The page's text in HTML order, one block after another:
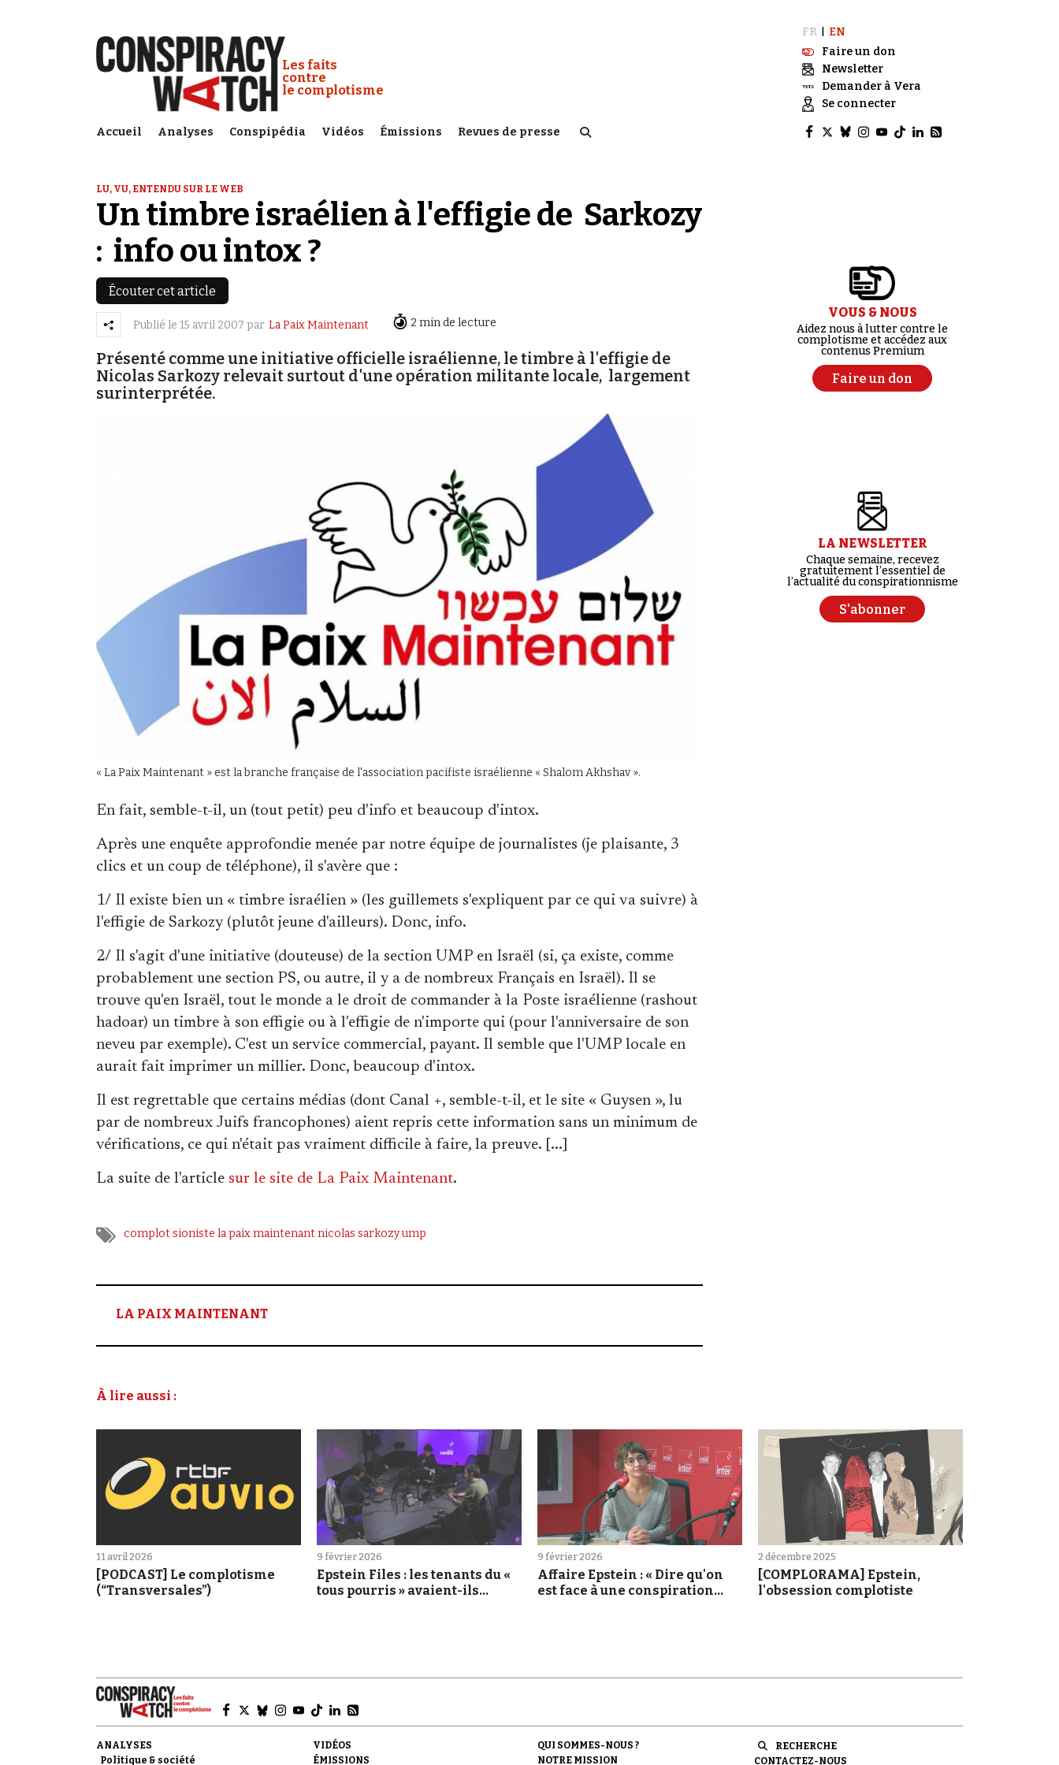
Conspiracy Watch :
Les faits
contre
le complotisme
Accueil Analyses Conspipédia Vidéos Émissions Revues de presse
FR
EN
Faire un don
Newsletter
Demander à Vera
Se connecter
LU, VU, ENTENDU SUR LE WEB
Un timbre israélien à l'effigie de Sarkozy
: info ou intox ?
Écouter cet article
Publié le 15 avril 2007 par La Paix Maintenant 2 min de lecture
Présenté comme une initiative officielle israélienne, le timbre à l'effigie de
Nicolas Sarkozy relevait surtout d'une opération militante locale, largement
surinterprétée.
« La Paix Maintenant » est la branche française de l'association pacifiste israélienne « Shalom Akhshav ».
En fait, semble-t-il, un (tout petit) peu d'info et beaucoup d'intox.
Après une enquête approfondie menée par notre équipe de journalistes (je plaisante, 3
clics et un coup de téléphone), il s'avère que :
1/ Il existe bien un « timbre israélien » (les guillemets s'expliquent par ce qui va suivre) à
l'effigie de Sarkozy (plutôt jeune d'ailleurs). Donc, info.
2/ Il s'agit d'une initiative (douteuse) de la section UMP en Israël (si, ça existe, comme
probablement une section PS, ou autre, il y a de nombreux Français en Israël). Il se
trouve qu'en Israël, tout le monde a le droit de commander à la Poste israélienne (rashout
hadoar) un timbre à son effigie ou à l'effigie de n'importe qui (pour l'anniversaire de son
neveu par exemple). C'est un service commercial, payant. Il semble que l'UMP locale en
aurait fait imprimer un millier. Donc, beaucoup d'intox.
Il est regrettable que certains médias (dont Canal +, semble-t-il, et le site « Guysen », lu
par de nombreux Juifs francophones) aient repris cette information sans un minimum de
vérifications, ce qui n'était pas vraiment difficile à faire, la preuve. [...]
La suite de l'article sur le site de La Paix Maintenant.
complot sioniste la paix maintenantnicolas sarkozyump
LA PAIX MAINTENANT
VOUS & NOUS
Aidez nous à lutter contre le
complotisme et accédez aux
contenus Premium
Faire un don
LA NEWSLETTER
Chaque semaine, recevez
gratuitement l’essentiel de
l’actualité du conspirationnisme
S'abonner
À lire aussi :
11 avril 2026
[PODCAST] Le complotisme
(“Transversales”)
9 février 2026
Epstein Files : les tenants du «
tous pourris » avaient-ils
9 février 2026
Affaire Epstein : « Dire qu'on
est face à une conspiration
2 décembre 2025
[COMPLORAMA] Epstein,
l'obsession complotiste
ANALYSES
Politique & société
VIDÉOS
ÉMISSIONS
QUI SOMMES-NOUS ?
NOTRE MISSION
RECHERCHE
CONTACTEZ-NOUS